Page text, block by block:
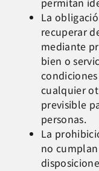
La
recuperar
mediante
bien o
cualquier
previsible
personas.
La
no